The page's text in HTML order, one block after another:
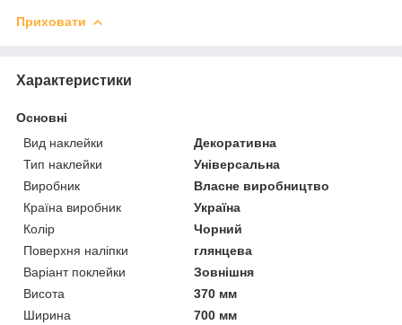
Приховати
Характеристики
Основні
Вид наклейки
Декоративна
Тип наклейки
Універсальна
Виробник
Власне виробництво
Країна виробник
Україна
Колір
Чорний
Поверхня наліпки
глянцева
Варіант поклейки
Зовнішня
Висота
370 мм
Ширина
700 мм